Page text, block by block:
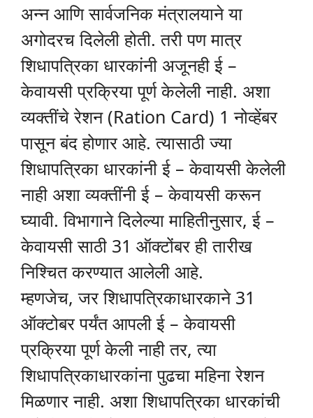
अन्न आणि सार्वजनिक मंत्रालयाने या
अगोदरच दिलेली होती. तरी पण मात्र
शिधापत्रिका धारकांनी अजूनही ई –
केवायसी प्रक्रिया पूर्ण केलेली नाही. अशा
व्यक्तींचे रेशन (Ration Card) 1 नोव्हेंबर
पासून बंद होणार आहे. त्यासाठी ज्या
शिधापत्रिका धारकांनी ई – केवायसी केलेली
नाही अशा व्यक्तींनी ई – केवायसी करून
घ्यावी. विभागाने दिलेल्या माहितीनुसार, ई –
केवायसी साठी 31 ऑक्टोंबर ही तारीख
निश्चित करण्यात आलेली आहे.
म्हणजेच, जर शिधापत्रिकाधारकाने 31
ऑक्टोबर पर्यंत आपली ई – केवायसी
प्रक्रिया पूर्ण केली नाही तर, त्या
शिधापत्रिकाधारकांना पुढचा महिना रेशन
मिळणार नाही. अशा शिधापत्रिका धारकांची